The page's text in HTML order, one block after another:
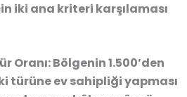
iki ana kriteri karşılaması
Oranı: Bölgenin 1.500’den
türüne ev sahipliği yapması